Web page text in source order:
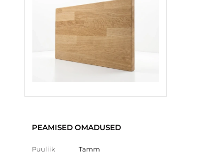
PEAMISED OMADUSED
Puuliik Tamm